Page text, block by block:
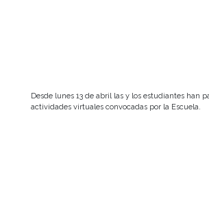
Desde lunes 13 de abril las y los estudiantes han
actividades virtuales convocadas por la Escuela.